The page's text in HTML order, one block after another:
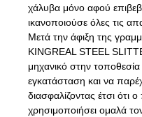
χάλυβα μόνο αφού
ικανοποιούσε όλες τις
Μετά την άφιξη της
KINGREAL STEEL
μηχανικό στην τοποθεσία
εγκατάσταση και να
διασφαλίζοντας έτσι
χρησιμοποιήσει ομαλά